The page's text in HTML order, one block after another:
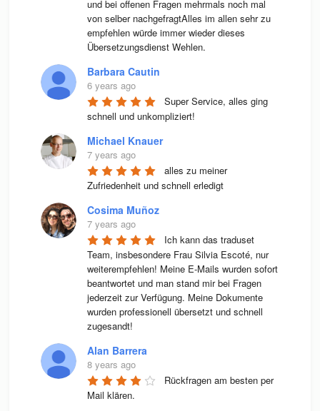
und bei offenen Fragen mehrmals noch mal
von selber nachgefragtAlles im allen sehr zu
empfehlen würde immer wieder dieses
Übersetzungsdienst Wehlen.
Barbara Cautin
6 years ago
Super Service, alles ging
schnell und unkompliziert!
Michael Knauer
7 years ago
alles zu meiner
Zufriedenheit und schnell erledigt
Cosima Muñoz
7 years ago
Ich kann das traduset
Team, insbesondere Frau Silvia Escoté, nur
weiterempfehlen! Meine E-Mails wurden sofort
beantwortet und man stand mir bei Fragen
jederzeit zur Verfügung. Meine Dokumente
wurden professionell übersetzt und schnell
zugesandt!
Alan Barrera
8 years ago
Rückfragen am besten per
Mail klären.